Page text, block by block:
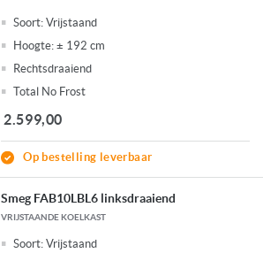
Soort: Vrijstaand
Hoogte: ± 192 cm
Rechtsdraaiend
Total No Frost
2.599,00
Op bestelling leverbaar
Smeg FAB10LBL6 linksdraaiend
VRIJSTAANDE KOELKAST
Soort: Vrijstaand